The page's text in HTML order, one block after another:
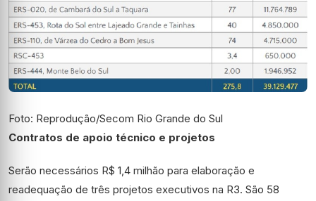
Foto: Reprodução/Secom Rio Grande do Sul
Contratos de apoio técnico e projetos
Serão necessários R$ 1,4 milhão para elaboração e
readequação de três projetos executivos na R3. São 58